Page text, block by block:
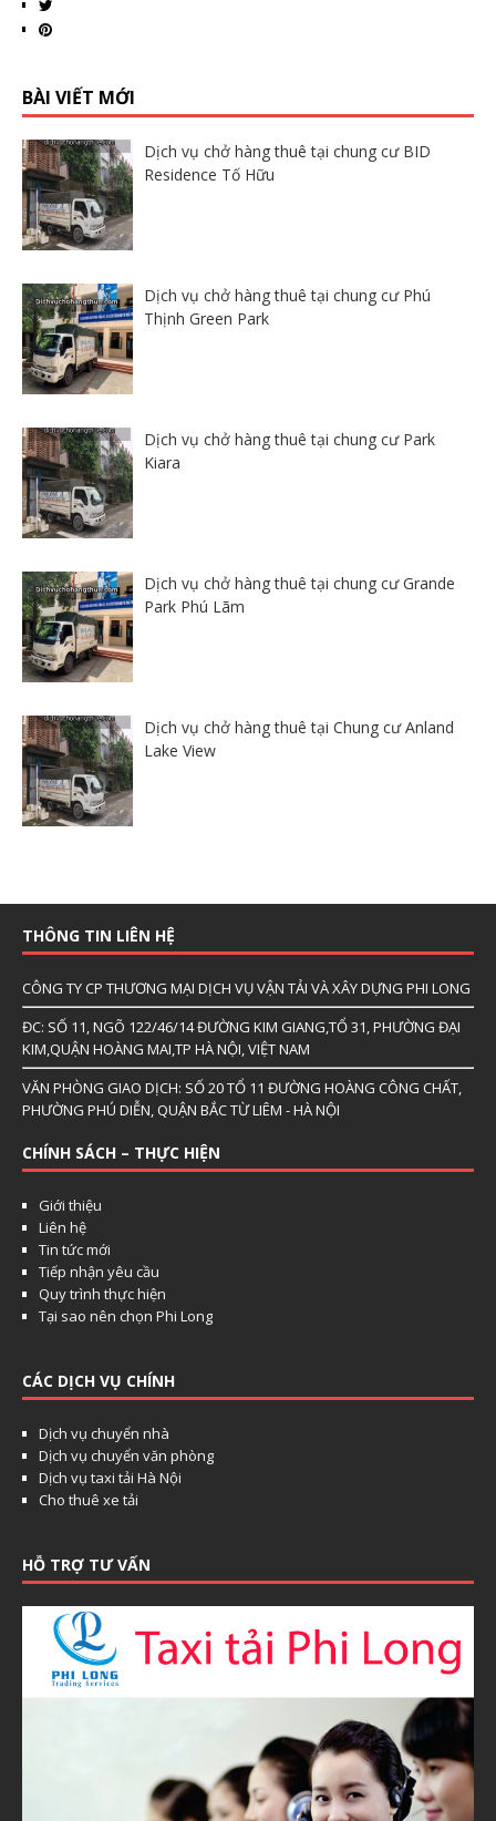
BÀI VIẾT MỚI
Dịch vụ chở hàng thuê tại chung cư BID
Residence Tố Hữu
Dịch vụ chở hàng thuê tại chung cư Phú
Thịnh Green Park
Dịch vụ chở hàng thuê tại chung cư Park
Kiara
Dịch vụ chở hàng thuê tại chung cư Grande
Park Phú Lãm
Dịch vụ chở hàng thuê tại Chung cư Anland
Lake View
THÔNG TIN LIÊN HỆ
CÔNG TY CP THƯƠNG MẠI DỊCH VỤ VẬN TẢI VÀ XÂY DỰNG PHI LONG
ĐC: SỐ 11, NGÕ 122/46/14 ĐƯỜNG KIM GIANG,TỔ 31, PHƯỜNG ĐẠI
KIM,QUẬN HOÀNG MAI,TP HÀ NỘI, VIỆT NAM
VĂN PHÒNG GIAO DỊCH: SỐ 20 TỔ 11 ĐƯỜNG HOÀNG CÔNG CHẤT,
PHƯỜNG PHÚ DIỄN, QUẬN BẮC TỪ LIÊM - HÀ NỘI
CHÍNH SÁCH – THỰC HIỆN
Giới thiệu
Liên hệ
Tin tức mới
Tiếp nhận yêu cầu
Quy trình thực hiện
Tại sao nên chọn Phi Long
CÁC DỊCH VỤ CHÍNH
Dịch vụ chuyển nhà
Dịch vụ chuyển văn phòng
Dịch vụ taxi tải Hà Nội
Cho thuê xe tải
HỖ TRỢ TƯ VẤN